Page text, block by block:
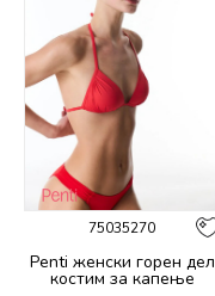
75035270
Penti женски горeн дел
костим за капење